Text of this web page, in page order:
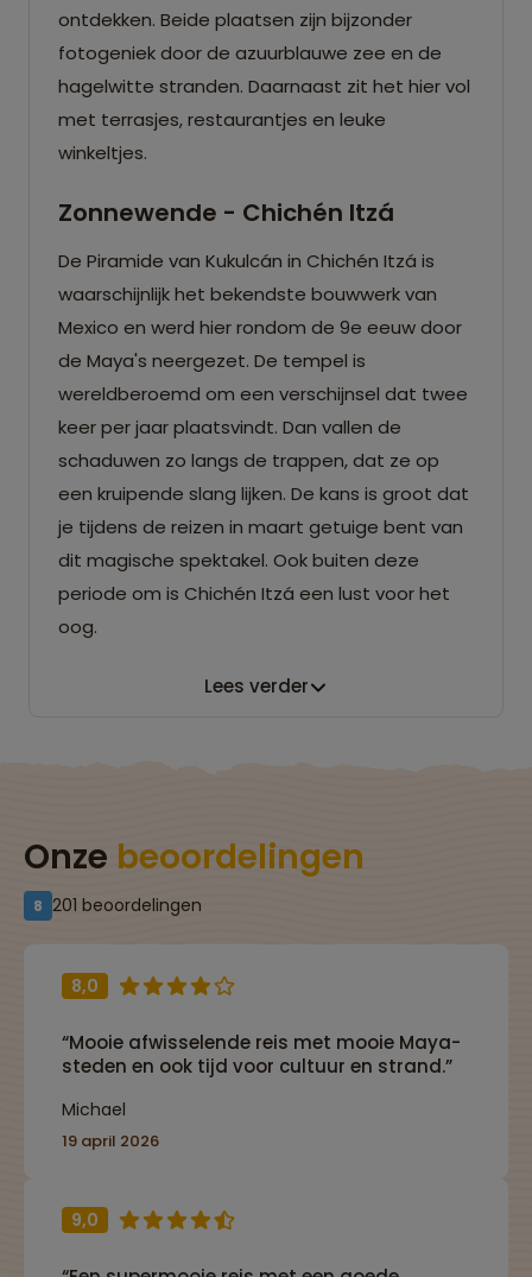
ontdekken. Beide plaatsen zijn bijzonder
fotogeniek door de azuurblauwe zee en de
hagelwitte stranden. Daarnaast zit het hier vol
met terrasjes, restaurantjes en leuke
winkeltjes.
Zonnewende - Chichén Itzá
De Piramide van Kukulcán in Chichén Itzá is
waarschijnlijk het bekendste bouwwerk van
Mexico en werd hier rondom de 9e eeuw door
de Maya's neergezet. De tempel is
wereldberoemd om een verschijnsel dat twee
keer per jaar plaatsvindt. Dan vallen de
schaduwen zo langs de trappen, dat ze op
een kruipende slang lijken. De kans is groot dat
je tijdens de reizen in maart getuige bent van
dit magische spektakel. Ook buiten deze
periode om is Chichén Itzá een lust voor het
oog.
Lees verder
Onze beoordelingen
8 201 beoordelingen
8,0
“Mooie afwisselende reis met mooie Maya-
steden en ook tijd voor cultuur en strand.”
Michael
19 april 2026
9,0